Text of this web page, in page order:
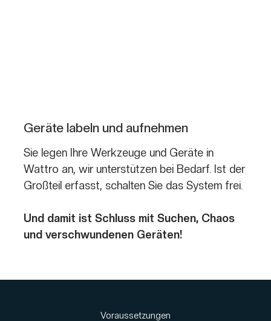
Geräte labeln und aufnehmen
Sie legen Ihre Werkzeuge und Geräte in
Wattro an, wir unterstützen bei Bedarf. Ist der
Großteil erfasst, schalten Sie das System frei.
Und damit ist Schluss mit Suchen, Chaos
und verschwundenen Geräten!
Voraussetzungen